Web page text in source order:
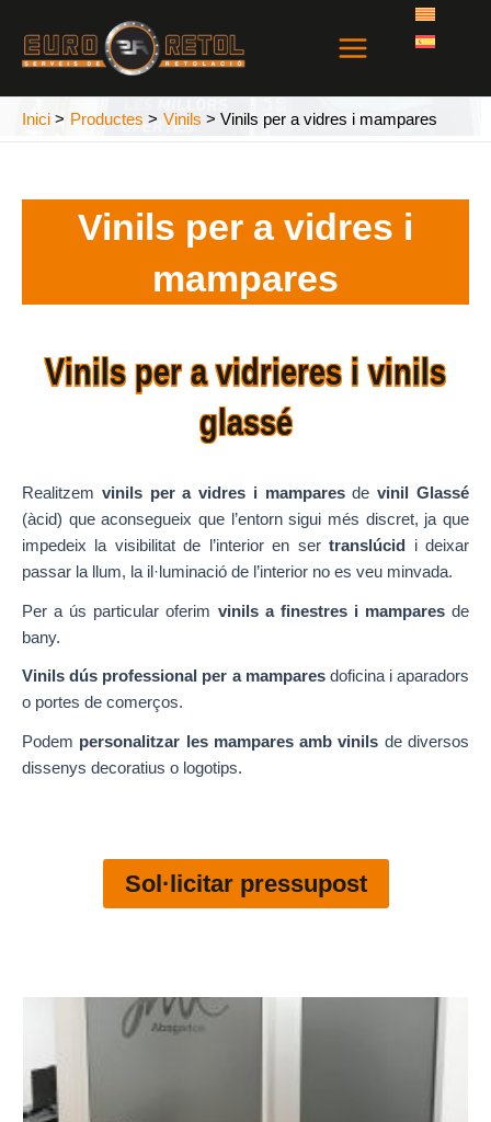
contingut
Menu
Inici Productes Vinils Vinils per a vidres i mampares
Vinils per a vidres i
mampares
Vinils per a vidrieres i vinils
glassé
Realitzem vinils per a vidres i mamparesdevinil Glassé
(àcid) que aconsegueix que l’entorn sigui més discret, ja que
impedeix la visibilitat de l’interior en sertranslúcid
i deixar
passar la llum, la il·luminació de l’interior no es veu minvada.
Per a ús particular oferim vinils a finestres i mamparesde
bany.
Vinils dús professional per a mamparesdoficina i aparadors
o portes de comerços.
Podem personalitzar les mampares amb vinils de diversos
dissenys decoratius o logotips.
Sol·licitar pressupost